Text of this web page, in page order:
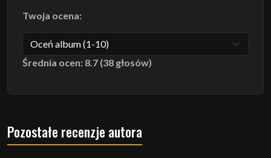
Twoja ocena:
Średnia ocen: 8.7 (38 głosów)
Pozostałe recenzje autora